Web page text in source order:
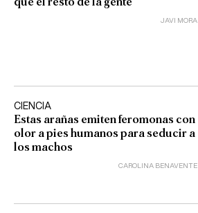
JAVI MORA
CIENCIA
Estas arañas emiten feromonas con
olor a pies humanos para seducir a
los machos
CAROLINA BENAVENTE